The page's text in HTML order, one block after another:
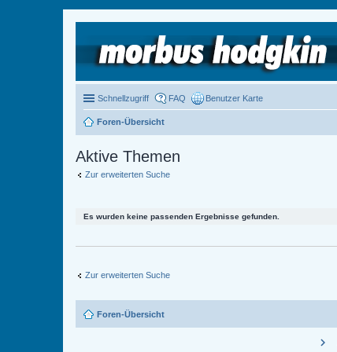
Schnellzugriff FAQ Benutzer Karte
Foren-Übersicht
Aktive Themen
Zur erweiterten Suche
Es wurden keine passenden Ergebnisse gefunden.
Zur erweiterten Suche
Foren-Übersicht
chevron_right